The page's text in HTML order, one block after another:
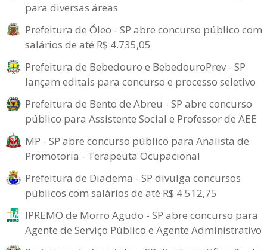
para diversas áreas
Prefeitura de Óleo - SP abre concurso público com
salários de até R$ 4.735,05
Prefeitura de Bebedouro e BebedouroPrev - SP
lançam editais para concurso e processo seletivo
Prefeitura de Bento de Abreu - SP abre concurso
público para Assistente Social e Professor de AEE
MP - SP abre concurso público para Analista de
Promotoria - Terapeuta Ocupacional
Prefeitura de Diadema - SP divulga concursos
públicos com salários de até R$ 4.512,75
IPREMO de Morro Agudo - SP abre concurso para
Agente de Serviço Público e Agente Administrativo